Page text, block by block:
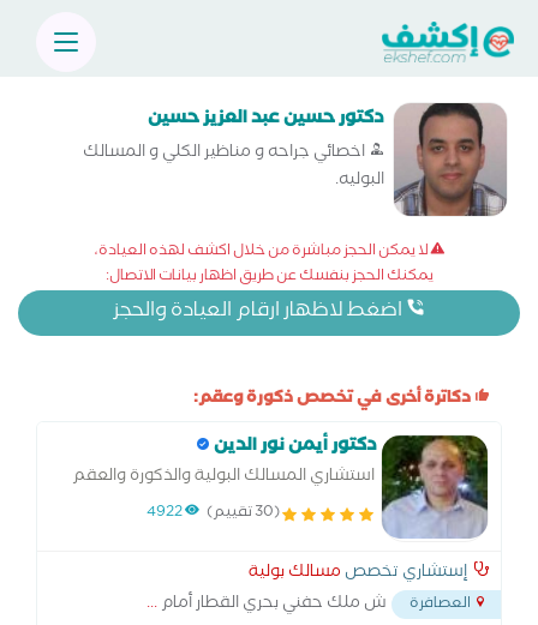
دكتور حسين عبد العزيز حسين
اخصائي جراحه و مناظير الكلي و المسالك
البوليه.
لا يمكن الحجز مباشرة من خلال اكشف لهذه العيادة،
يمكنك الحجز بنفسك عن طريق اظهار بيانات الاتصال:
اضغط لاظهار ارقام العيادة والحجز
دكاترة أخرى في تخصص ذكورة وعقم:
دكتور أيمن نور الدين
استشاري المسالك البولية والذكورة والعقم
(30 تقييم) 4922
إستشاري تخصص مسالك بولية
العصافرة ش ملك حفني بحري القطار أمام...